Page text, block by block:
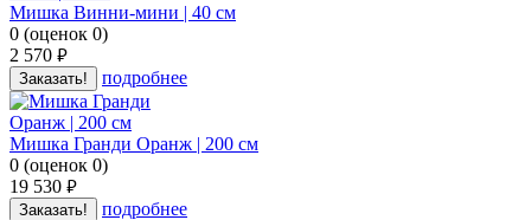
Мишка Винни-мини | 40 см
0 (оценок 0)
2 570 руб.
Заказать! подробнее
Мишка Гранди Оранж | 200 см
0 (оценок 0)
19 530 руб.
Заказать! подробнее